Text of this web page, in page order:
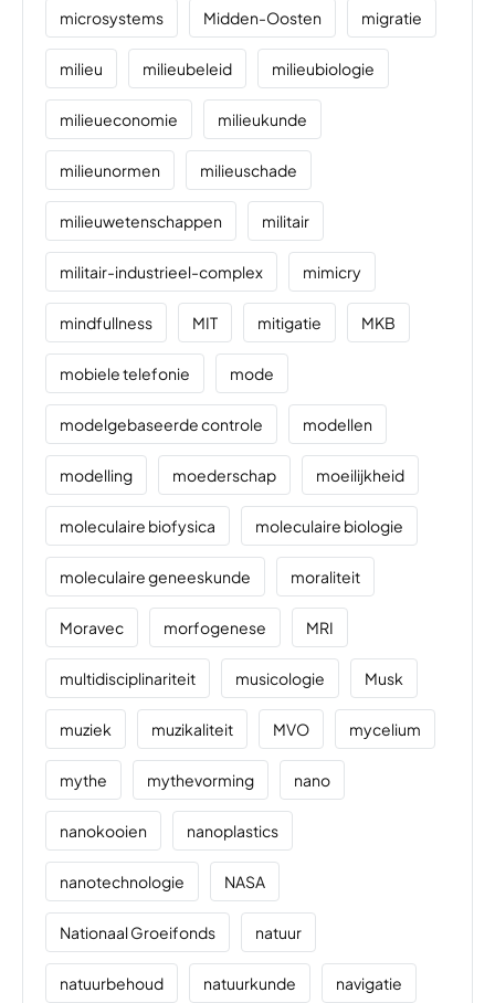
microsystems Midden-Oosten migratie
milieu milieubeleid milieubiologie
milieueconomie milieukunde
milieunormen milieuschade
milieuwetenschappen militair
militair-industrieel-complex mimicry
mindfullness MIT mitigatie MKB
mobiele telefonie mode
modelgebaseerde controle modellen
modelling moederschap moeilijkheid
moleculaire biofysica moleculaire biologie
moleculaire geneeskunde moraliteit
Moravec morfogenese MRI
multidisciplinariteit musicologie Musk
muziek muzikaliteit MVO mycelium
mythe mythevorming nano
nanokooien nanoplastics
nanotechnologie NASA
Nationaal Groeifonds natuur
natuurbehoud natuurkunde navigatie